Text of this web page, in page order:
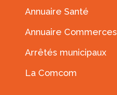
Annuaire Santé
Annuaire Commerces
Arrêtés municipaux
La Comcom